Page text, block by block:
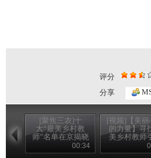
评分
分享
[聚焦三农]十
大“最美乡村教
师”名单在京揭晓
(20120910)00:34
[视频]【美丽
的力量】寻
美乡村教师
强烈社会